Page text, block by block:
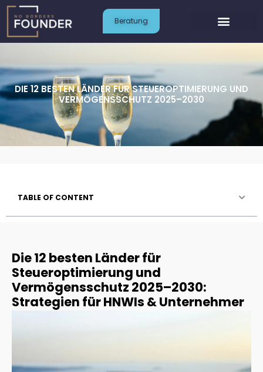
Zum
Inhalt
springen
Beratung
DIE 12 BESTEN LÄNDER FÜR STEUEROPTIMIERUNG UND
VERMÖGENSSCHUTZ 2025–2030
TABLE OF CONTENT
Die 12 besten Länder für
Steueroptimierung und
Vermögensschutz 2025–2030:
Strategien für HNWIs & Unternehmer